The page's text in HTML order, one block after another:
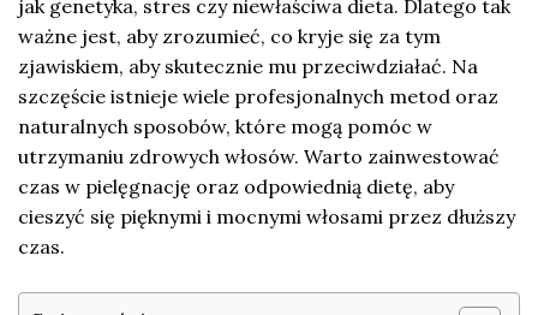
jak genetyka, stres czy niewłaściwa dieta. Dlatego tak
ważne jest, aby zrozumieć, co kryje się za tym
zjawiskiem, aby skutecznie mu przeciwdziałać. Na
szczęście istnieje wiele profesjonalnych metod oraz
naturalnych sposobów, które mogą pomóc w
utrzymaniu zdrowych włosów. Warto zainwestować
czas w pielęgnację oraz odpowiednią dietę, aby
cieszyć się pięknymi i mocnymi włosami przez dłuższy
czas.